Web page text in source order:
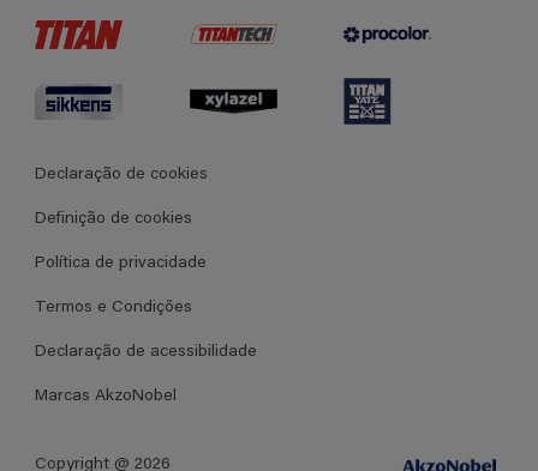
Termos e Condições Gerais de Venda
Declaração de cookies
Definição de cookies
Política de privacidade
Termos e Condições
Declaração de acessibilidade
Marcas AkzoNobel
Copyright @ 2026